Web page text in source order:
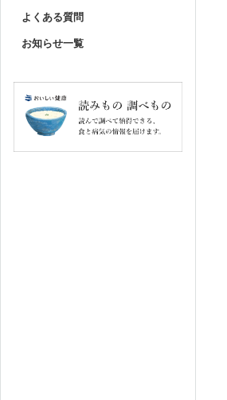
よくある質問
お知らせ一覧